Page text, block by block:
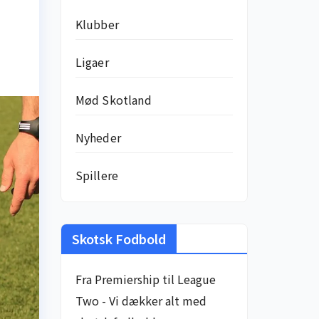
Klubber
Ligaer
Mød Skotland
Nyheder
Spillere
Skotsk Fodbold
Fra Premiership til League
Two - Vi dækker alt med